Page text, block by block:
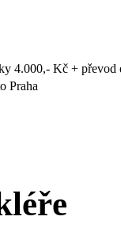
4.000,- Kč + převod
Praha